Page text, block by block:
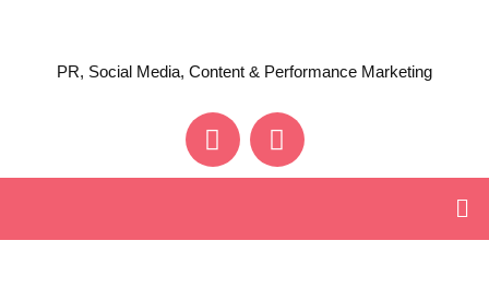
PR, Social Media, Content & Performance Marketing